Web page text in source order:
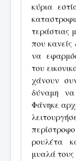
κύρια
τεράστιας
που κανείς
να
του
χάνουν
δύναμη
Φάνηκε
ρουλέτα
μυαλά τους